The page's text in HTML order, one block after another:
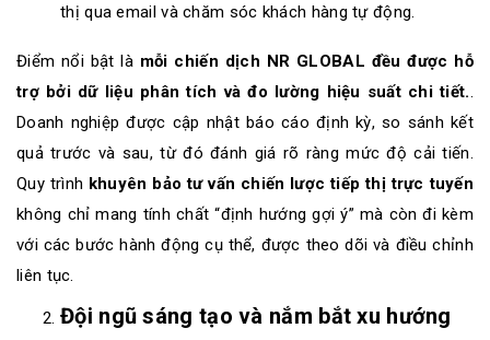
thị qua email và chăm sóc khách hàng tự động.
Điểm nổi bật là mỗi chiến dịch NR GLOBAL đều được hỗ
trợ bởi dữ liệu phân tích và đo lường hiệu suất chi tiết..
Doanh nghiệp được cập nhật báo cáo định kỳ, so sánh kết
quả trước và sau, từ đó đánh giá rõ ràng mức độ cải tiến.
Quy trình khuyên bảo tư vấn chiến lược tiếp thị trực tuyến
không chỉ mang tính chất “định hướng gợi ý” mà còn đi kèm
với các bước hành động cụ thể, được theo dõi và điều chỉnh
liên tục.
Đội ngũ sáng tạo và nắm bắt xu hướng